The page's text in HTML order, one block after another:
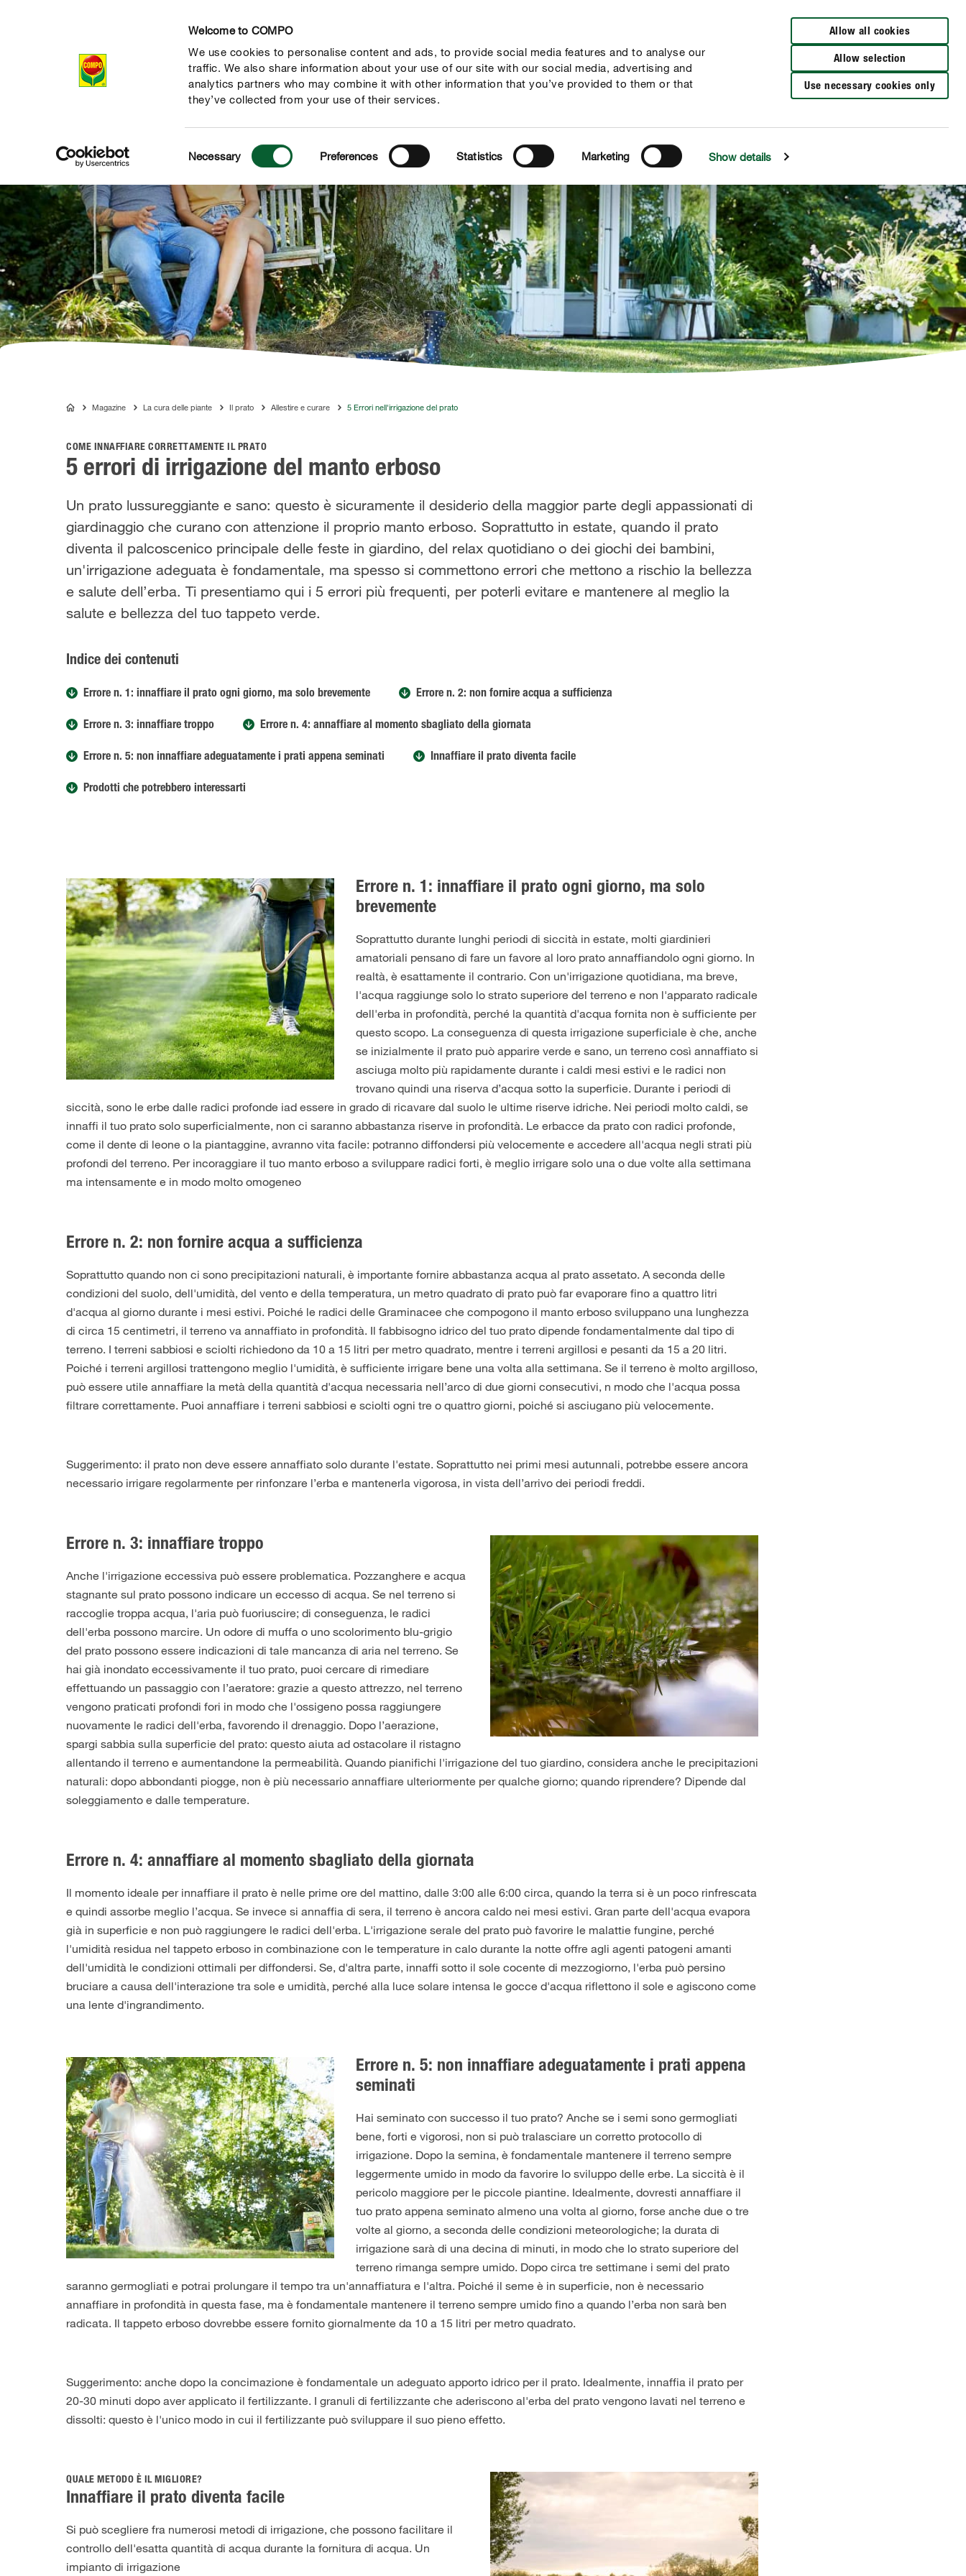
Welcome to COMPO
We use cookies to personalise content and ads, to provide social media features and to analyse our
traffic. We also share information about your use of our site with our social media, advertising and
analytics partners who may combine it with other information that you’ve provided to them or that
they’ve collected from your use of their services.
Selection
Necessary Preferences Statistics Marketing Show details
Allow all cookies
Allow selection
Use necessary cookies only
Prodotti Magazine Mondi Tematici Info Chi siamo Solo il meglio!
COMPOMagazine La cura delle piante Il prato Allestire e curare 5 Errori nell'irrigazione del prato
COME INNAFFIARE CORRETTAMENTE IL PRATO
5 errori di irrigazione del manto erboso
Un prato lussureggiante e sano: questo è sicuramente il desiderio della maggior parte degli appassionati di
giardinaggio che curano con attenzione il proprio manto erboso. Soprattutto in estate, quando il prato
diventa il palcoscenico principale delle feste in giardino, del relax quotidiano o dei giochi dei bambini,
un'irrigazione adeguata è fondamentale, ma spesso si commettono errori che mettono a rischio la bellezza
e salute dell’erba. Ti presentiamo qui i 5 errori più frequenti, per poterli evitare e mantenere al meglio la
salute e bellezza del tuo tappeto verde.
Indice dei contenuti
Errore n. 1: innaffiare il prato ogni giorno, ma solo brevemente Errore n. 2: non fornire acqua a sufficienza
Errore n. 3: innaffiare troppo Errore n. 4: annaffiare al momento sbagliato della giornata
Errore n. 5: non innaffiare adeguatamente i prati appena seminati Innaffiare il prato diventa facile
Prodotti che potrebbero interessarti
Errore n. 1: innaffiare il prato ogni giorno, ma solo
brevemente
Soprattutto durante lunghi periodi di siccità in estate, molti giardinieri
amatoriali pensano di fare un favore al loro prato annaffiandolo ogni giorno. In
realtà, è esattamente il contrario. Con un'irrigazione quotidiana, ma breve,
l'acqua raggiunge solo lo strato superiore del terreno e non l'apparato radicale
dell'erba in profondità, perché la quantità d'acqua fornita non è sufficiente per
questo scopo. La conseguenza di questa irrigazione superficiale è che, anche
se inizialmente il prato può apparire verde e sano, un terreno così annaffiato si
asciuga molto più rapidamente durante i caldi mesi estivi e le radici non
trovano quindi una riserva d’acqua sotto la superficie. Durante i periodi di
siccità, sono le erbe dalle radici profonde iad essere in grado di ricavare dal suolo le ultime riserve idriche. Nei periodi molto caldi, se
innaffi il tuo prato solo superficialmente, non ci saranno abbastanza riserve in profondità. Le erbacce da prato con radici profonde,
come il dente di leone o la piantaggine, avranno vita facile: potranno diffondersi più velocemente e accedere all'acqua negli strati più
profondi del terreno. Per incoraggiare il tuo manto erboso a sviluppare radici forti, è meglio irrigare solo una o due volte alla settimana
ma intensamente e in modo molto omogeneo
Errore n. 2: non fornire acqua a sufficienza
Soprattutto quando non ci sono precipitazioni naturali, è importante fornire abbastanza acqua al prato assetato. A seconda delle
condizioni del suolo, dell'umidità, del vento e della temperatura, un metro quadrato di prato può far evaporare fino a quattro litri
d'acqua al giorno durante i mesi estivi. Poiché le radici delle Graminacee che compogono il manto erboso sviluppano una lunghezza
di circa 15 centimetri, il terreno va annaffiato in profondità. Il fabbisogno idrico del tuo prato dipende fondamentalmente dal tipo di
terreno. I terreni sabbiosi e sciolti richiedono da 10 a 15 litri per metro quadrato, mentre i terreni argillosi e pesanti da 15 a 20 litri.
Poiché i terreni argillosi trattengono meglio l'umidità, è sufficiente irrigare bene una volta alla settimana. Se il terreno è molto argilloso,
può essere utile annaffiare la metà della quantità d'acqua necessaria nell’arco di due giorni consecutivi, n modo che l'acqua possa
filtrare correttamente. Puoi annaffiare i terreni sabbiosi e sciolti ogni tre o quattro giorni, poiché si asciugano più velocemente.
Suggerimento: il prato non deve essere annaffiato solo durante l'estate. Soprattutto nei primi mesi autunnali, potrebbe essere ancora
necessario irrigare regolarmente per rinfonzare l’erba e mantenerla vigorosa, in vista dell’arrivo dei periodi freddi.
Errore n. 3: innaffiare troppo
Anche l'irrigazione eccessiva può essere problematica. Pozzanghere e acqua
stagnante sul prato possono indicare un eccesso di acqua. Se nel terreno si
raccoglie troppa acqua, l'aria può fuoriuscire; di conseguenza, le radici
dell'erba possono marcire. Un odore di muffa o uno scolorimento blu-grigio
del prato possono essere indicazioni di tale mancanza di aria nel terreno. Se
hai già inondato eccessivamente il tuo prato, puoi cercare di rimediare
effettuando un passaggio con l’aeratore: grazie a questo attrezzo, nel terreno
vengono praticati profondi fori in modo che l'ossigeno possa raggiungere
nuovamente le radici dell'erba, favorendo il drenaggio. Dopo l’aerazione,
spargi sabbia sulla superficie del prato: questo aiuta ad ostacolare il ristagno
allentando il terreno e aumentandone la permeabilità. Quando pianifichi l'irrigazione del tuo giardino, considera anche le precipitazioni
naturali: dopo abbondanti piogge, non è più necessario annaffiare ulteriormente per qualche giorno; quando riprendere? Dipende dal
soleggiamento e dalle temperature.
Errore n. 4: annaffiare al momento sbagliato della giornata
Il momento ideale per innaffiare il prato è nelle prime ore del mattino, dalle 3:00 alle 6:00 circa, quando la terra si è un poco rinfrescata
e quindi assorbe meglio l’acqua. Se invece si annaffia di sera, il terreno è ancora caldo nei mesi estivi. Gran parte dell'acqua evapora
già in superficie e non può raggiungere le radici dell'erba. L'irrigazione serale del prato può favorire le malattie fungine, perché
l'umidità residua nel tappeto erboso in combinazione con le temperature in calo durante la notte offre agli agenti patogeni amanti
dell'umidità le condizioni ottimali per diffondersi. Se, d'altra parte, innaffi sotto il sole cocente di mezzogiorno, l'erba può persino
bruciare a causa dell'interazione tra sole e umidità, perché alla luce solare intensa le gocce d'acqua riflettono il sole e agiscono come
una lente d'ingrandimento.
Errore n. 5: non innaffiare adeguatamente i prati appena
seminati
Hai seminato con successo il tuo prato? Anche se i semi sono germogliati
bene, forti e vigorosi, non si può tralasciare un corretto protocollo di
irrigazione. Dopo la semina, è fondamentale mantenere il terreno sempre
leggermente umido in modo da favorire lo sviluppo delle erbe. La siccità è il
pericolo maggiore per le piccole piantine. Idealmente, dovresti annaffiare il
tuo prato appena seminato almeno una volta al giorno, forse anche due o tre
volte al giorno, a seconda delle condizioni meteorologiche; la durata di
irrigazione sarà di una decina di minuti, in modo che lo strato superiore del
terreno rimanga sempre umido. Dopo circa tre settimane i semi del prato
saranno germogliati e potrai prolungare il tempo tra un'annaffiatura e l'altra. Poiché il seme è in superficie, non è necessario
annaffiare in profondità in questa fase, ma è fondamentale mantenere il terreno sempre umido fino a quando l’erba non sarà ben
radicata. Il tappeto erboso dovrebbe essere fornito giornalmente da 10 a 15 litri per metro quadrato.
Suggerimento: anche dopo la concimazione è fondamentale un adeguato apporto idrico per il prato. Idealmente, innaffia il prato per
20-30 minuti dopo aver applicato il fertilizzante. I granuli di fertilizzante che aderiscono al'erba del prato vengono lavati nel terreno e
dissolti: questo è l'unico modo in cui il fertilizzante può sviluppare il suo pieno effetto.
QUALE METODO È IL MIGLIORE?
Innaffiare il prato diventa facile
Si può scegliere fra numerosi metodi di irrigazione, che possono facilitare il
controllo dell'esatta quantità di acqua durante la fornitura di acqua. Un
impianto di irrigazione